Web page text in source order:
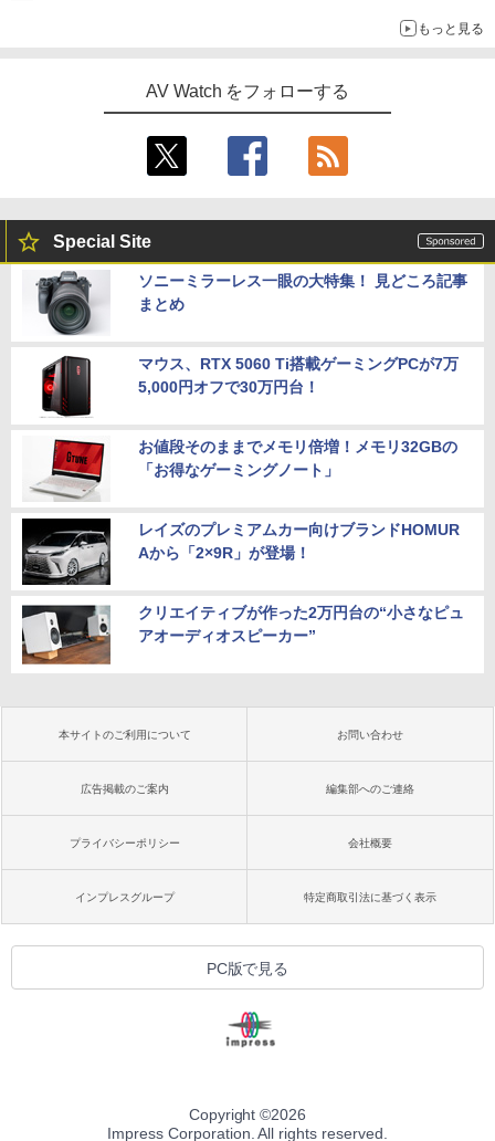
もっと見る
AV Watch をフォローする
Special Site
ソニーミラーレス一眼の大特集！ 見どころ記事
まとめ
マウス、RTX 5060 Ti搭載ゲーミングPCが7万
5,000円オフで30万円台！
お値段そのままでメモリ倍増！メモリ32GBの
「お得なゲーミングノート」
レイズのプレミアムカー向けブランドHOMUR
Aから「2×9R」が登場！
クリエイティブが作った2万円台の“小さなピュ
アオーディオスピーカー”
本サイトのご利用について お問い合わせ
広告掲載のご案内 編集部へのご連絡
プライバシーポリシー 会社概要
インプレスグループ 特定商取引法に基づく表示
PC版で見る
Copyright ©2026
Impress Corporation. All rights reserved.